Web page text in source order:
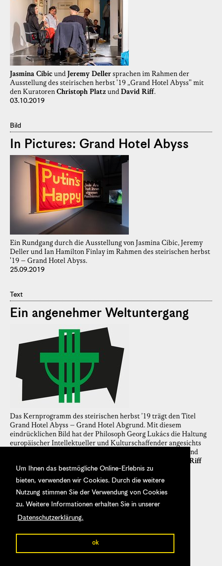
Um Ihnen das bestmögliche Online-Erlebnis zu
bieten, verwenden wir Cookies. Durch die weitere
Nutzung stimmen Sie der Verwendung von Cookies
zu. Weitere Informationen erhalten Sie in unserer
Datenschutzerklärung.
ok
Jasmina CibicundJeremy Dellersprachen im Rahmen der
Ausstellung des steirischen herbst '19 „Grand Hotel Abyss" mit
den KuratorenChristoph PlatzundDavid Riff.
03.10.2019
Bild
In Pictures: Grand Hotel Abyss
Ein Rundgang durch die Ausstellung von Jasmina Cibic, Jeremy
Deller und Ian Hamilton Finlay im Rahmen des steirischen herbst
'19 – Grand Hotel Abyss.
25.09.2019
Text
Ein angenehmer Weltuntergang
Das Kernprogramm des steirischen herbst ’19 trägt den Titel
Grand Hotel Abyss – Grand Hotel Abgrund. Mit diesem
eindrücklichen Bild hat der Philosoph Georg Lukács die Haltung
europäischer Intellektueller und Kulturschaffender angesichts
des aufkommenden Faschismus beschrieben. Intendantin und
David Riff
haben die Vollversion des kuratorischen Konzepts verfasst.
22.09.2019